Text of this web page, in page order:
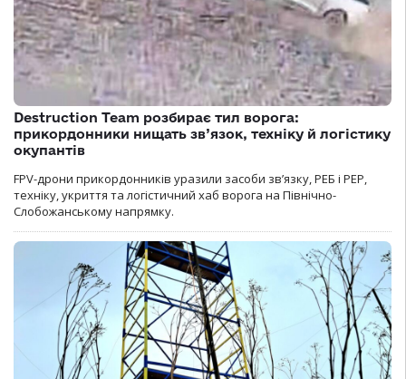
Destruction Team розбирає тил ворога:
прикордонники нищать зв’язок, техніку й логістику
окупантів
FPV-дрони прикордонників уразили засоби зв’язку, РЕБ і РЕР,
техніку, укриття та логістичний хаб ворога на Північно-
Слобожанському напрямку.